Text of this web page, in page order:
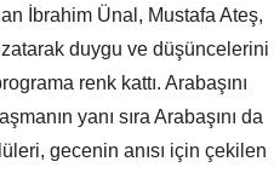
İbrahim Ünal, Mustafa Ateş,
duygu ve düşüncelerini
renk kattı. Arabaşını
yanı sıra Arabaşını da
gecenin anısı için çekilen